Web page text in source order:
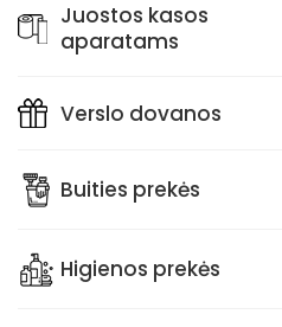
Juostos kasos
aparatams
Verslo dovanos
Buities prekės
Higienos prekės